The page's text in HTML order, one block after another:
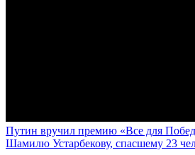
Путин вручил премию «Все для
Шамилю Устарбекову, спасшему 23